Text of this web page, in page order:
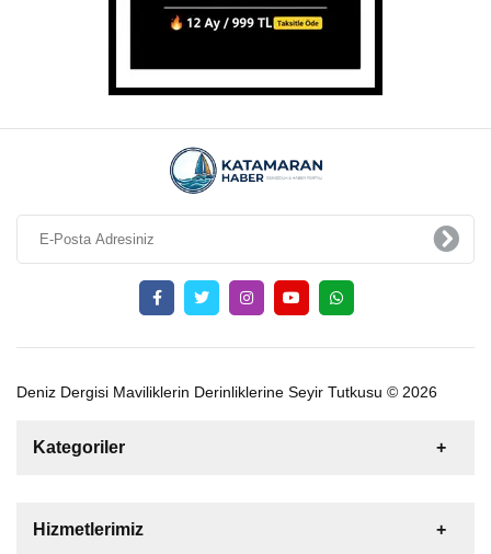
Deniz Dergisi Maviliklerin Derinliklerine Seyir Tutkusu © 2026
Kategoriler
Tekne
Hizmetlerimiz